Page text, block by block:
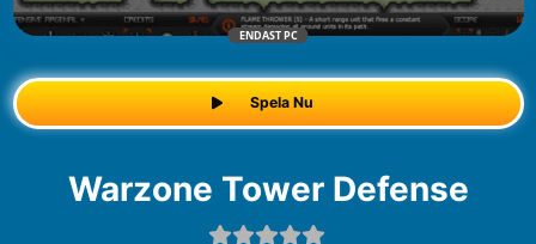
ENDAST PC
Spela Nu
Warzone Tower Defense